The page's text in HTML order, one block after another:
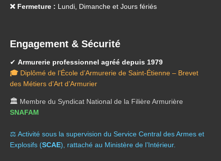
❌ Fermeture : Lundi, Dimanche et Jours fériés
Engagement & Sécurité
✔ Armurerie professionnel agréé depuis 1979
🎓 Diplômé de l’École d’Armurerie de Saint-Étienne – Brevet
des Métiers d’Art d’Armurier
🏛️ Membre du Syndicat National de la Filière Armurière
SNAFAM
⚖️ Activité sous la supervision du Service Central des Armes et
Explosifs (SCAE), rattaché au Ministère de l’Intérieur.